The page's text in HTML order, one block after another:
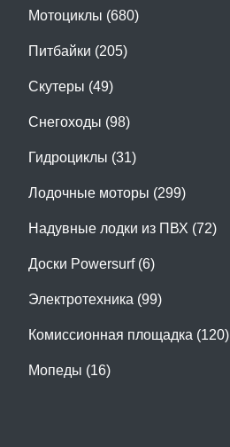
Мотоциклы (680)
Питбайки (205)
Скутеры (49)
Снегоходы (98)
Гидроциклы (31)
Лодочные моторы (299)
Надувные лодки из ПВХ (72)
Доски Powersurf (6)
Электротехника (99)
Комиссионная площадка (120)
Мопеды (16)